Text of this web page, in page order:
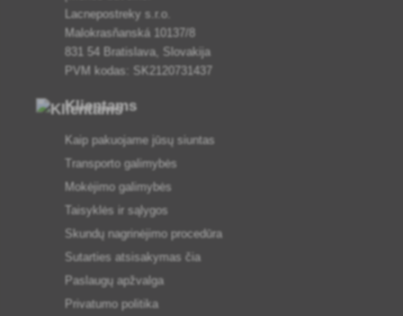
Lacnepostreky s.r.o.
Malokrasňanská 10137/8
831 54 Bratislava, Slovakija
PVM kodas: SK2120731437
Klientams
Kaip pakuojame jūsų siuntas
Transporto galimybės
Mokėjimo galimybės
Taisyklės ir sąlygos
Skundų nagrinėjimo procedūra
Sutarties atsisakymas čia
Paslaugų apžvalga
Privatumo politika